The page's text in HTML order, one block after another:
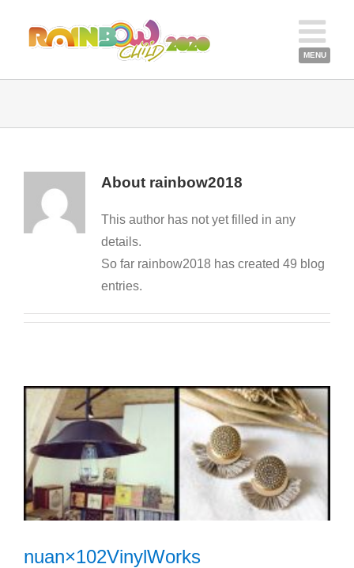
About rainbow2018
This author has not yet filled in any
details.
So far rainbow2018 has created 49 blog
entries.
nuan×102VinylWorks